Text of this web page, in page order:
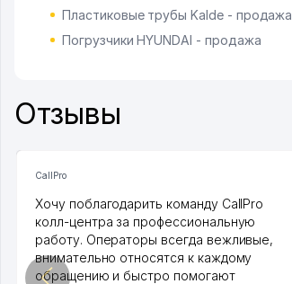
Пластиковые трубы Kalde - продажа
Погрузчики HYUNDAI - продажа
Отзывы
CallPro
Хочу поблагодарить команду CallPro
колл-центра за профессиональную
работу. Операторы всегда вежливые,
внимательно относятся к каждому
обращению и быстро помогают